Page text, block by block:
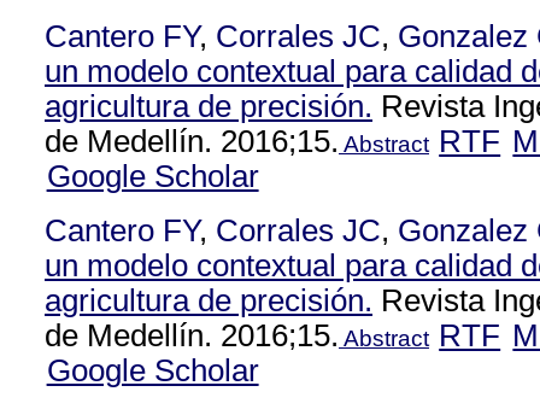
Cantero FY, Corrales JC, Gonzalez
un modelo contextual para calidad
agricultura de precisión. Revista
de Medellín. 2016;15. Abstract RTF
Google Scholar
Cantero FY, Corrales JC, Gonzalez
un modelo contextual para calidad
agricultura de precisión. Revista
de Medellín. 2016;15. Abstract RTF
Google Scholar